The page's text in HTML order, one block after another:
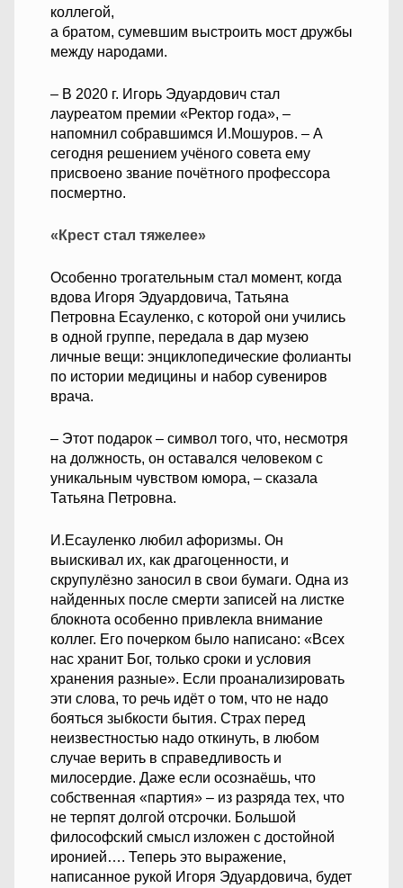
коллегой,
а братом, сумевшим выстроить мост дружбы
между народами.
– В 2020 г. Игорь Эдуардович стал
лауреатом премии «Ректор года», –
напомнил собравшимся И.Мошуров. – А
сегодня решением учёного совета ему
присвоено звание почётного профессора
посмертно.
«Крест стал тяжелее»
Особенно трогательным стал момент, когда
вдова Игоря Эдуардовича, Татьяна
Петровна Есауленко, с которой они учились
в одной группе, передала в дар музею
личные вещи: энциклопедические фолианты
по истории медицины и набор сувениров
врача.
– Этот подарок – символ того, что, несмотря
на должность, он оставался человеком с
уникальным чувством юмора, – сказала
Татьяна Петровна.
И.Есауленко любил афоризмы. Он
выискивал их, как драгоценности, и
скрупулёзно заносил в свои бумаги. Одна из
найденных после смерти записей на листке
блокнота особенно привлекла внимание
коллег. Его почерком было написано: «Всех
нас хранит Бог, только сроки и условия
хранения разные». Если проанализировать
эти слова, то речь идёт о том, что не надо
бояться зыбкости бытия. Страх перед
неизвестностью надо откинуть, в любом
случае верить в справедливость и
милосердие. Даже если осознаёшь, что
собственная «партия» – из разряда тех, что
не терпят долгой отсрочки. Большой
философский смысл изложен с достойной
иронией…. Теперь это выражение,
написанное рукой Игоря Эдуардовича, будет